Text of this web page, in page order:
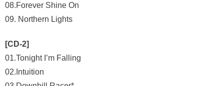
08.Forever Shine On
09. Northern Lights
[CD-2]
01.Tonight I’m Falling
02.Intuition